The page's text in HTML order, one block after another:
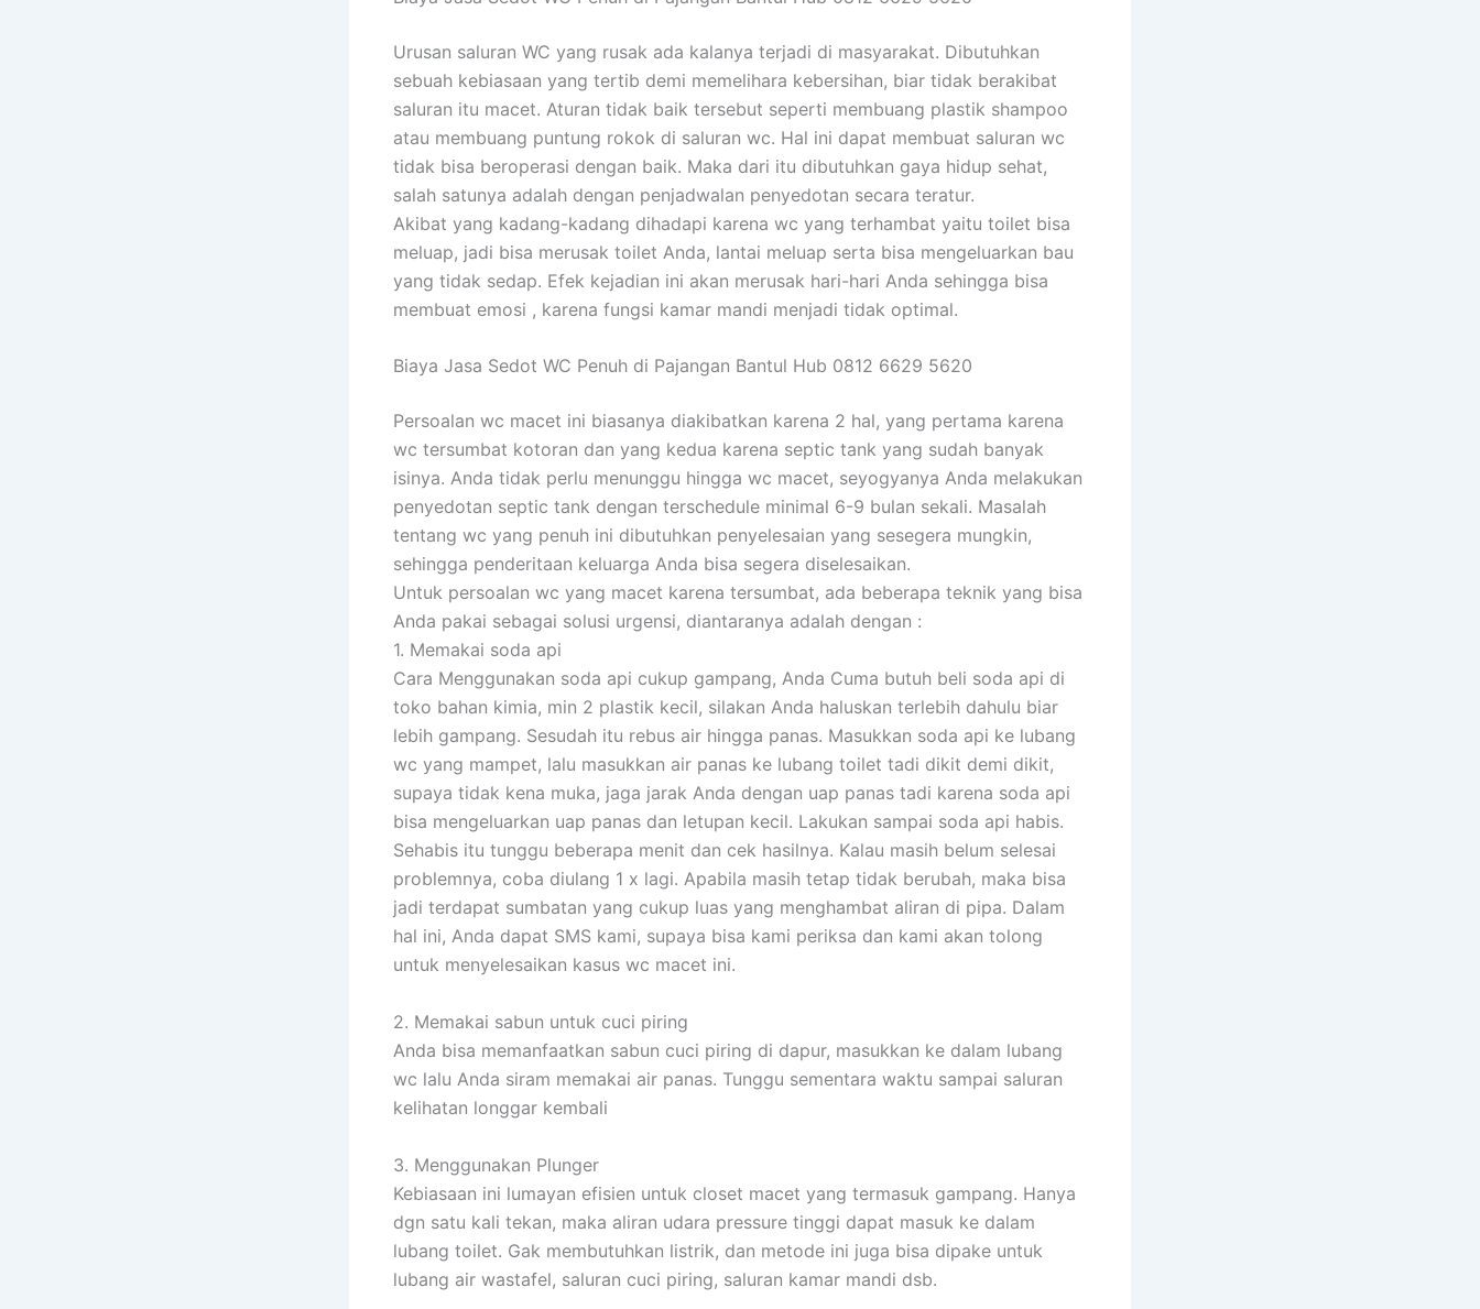
Urusan saluran WC yang rusak ada kalanya terjadi di masyarakat. Dibutuhkan
sebuah kebiasaan yang tertib demi memelihara kebersihan, biar tidak berakibat
saluran itu macet. Aturan tidak baik tersebut seperti membuang plastik shampoo
atau membuang puntung rokok di saluran wc. Hal ini dapat membuat saluran wc
tidak bisa beroperasi dengan baik. Maka dari itu dibutuhkan gaya hidup sehat,
salah satunya adalah dengan penjadwalan penyedotan secara teratur.
Akibat yang kadang-kadang dihadapi karena wc yang terhambat yaitu toilet bisa
meluap, jadi bisa merusak toilet Anda, lantai meluap serta bisa mengeluarkan bau
yang tidak sedap. Efek kejadian ini akan merusak hari-hari Anda sehingga bisa
membuat emosi , karena fungsi kamar mandi menjadi tidak optimal.
Biaya Jasa Sedot WC Penuh di Pajangan Bantul Hub 0812 6629 5620
Persoalan wc macet ini biasanya diakibatkan karena 2 hal, yang pertama karena
wc tersumbat kotoran dan yang kedua karena septic tank yang sudah banyak
isinya. Anda tidak perlu menunggu hingga wc macet, seyogyanya Anda melakukan
penyedotan septic tank dengan terschedule minimal 6-9 bulan sekali. Masalah
tentang wc yang penuh ini dibutuhkan penyelesaian yang sesegera mungkin,
sehingga penderitaan keluarga Anda bisa segera diselesaikan.
Untuk persoalan wc yang macet karena tersumbat, ada beberapa teknik yang bisa
Anda pakai sebagai solusi urgensi, diantaranya adalah dengan :
1. Memakai soda api
Cara Menggunakan soda api cukup gampang, Anda Cuma butuh beli soda api di
toko bahan kimia, min 2 plastik kecil, silakan Anda haluskan terlebih dahulu biar
lebih gampang. Sesudah itu rebus air hingga panas. Masukkan soda api ke lubang
wc yang mampet, lalu masukkan air panas ke lubang toilet tadi dikit demi dikit,
supaya tidak kena muka, jaga jarak Anda dengan uap panas tadi karena soda api
bisa mengeluarkan uap panas dan letupan kecil. Lakukan sampai soda api habis.
Sehabis itu tunggu beberapa menit dan cek hasilnya. Kalau masih belum selesai
problemnya, coba diulang 1 x lagi. Apabila masih tetap tidak berubah, maka bisa
jadi terdapat sumbatan yang cukup luas yang menghambat aliran di pipa. Dalam
hal ini, Anda dapat SMS kami, supaya bisa kami periksa dan kami akan tolong
untuk menyelesaikan kasus wc macet ini.
2. Memakai sabun untuk cuci piring
Anda bisa memanfaatkan sabun cuci piring di dapur, masukkan ke dalam lubang
wc lalu Anda siram memakai air panas. Tunggu sementara waktu sampai saluran
kelihatan longgar kembali
3. Menggunakan Plunger
Kebiasaan ini lumayan efisien untuk closet macet yang termasuk gampang. Hanya
dgn satu kali tekan, maka aliran udara pressure tinggi dapat masuk ke dalam
lubang toilet. Gak membutuhkan listrik, dan metode ini juga bisa dipake untuk
lubang air wastafel, saluran cuci piring, saluran kamar mandi dsb.